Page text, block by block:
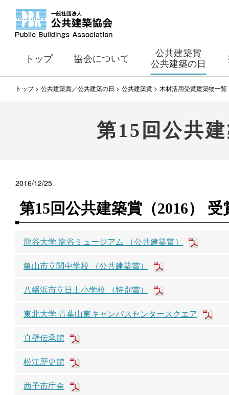
トップ 協会について
公共建築賞
公共建築の日
トップ 公共建築賞／公共建築の日 公共建築賞 木材活用受賞建築物一覧
第15回公共
2016/12/25
第15回公共建築賞（2016）
龍谷大学 龍谷ミュージアム （公共建築賞）
亀山市立関中学校 （公共建築賞）
八幡浜市立日土小学校 （特別賞）
東北大学 青葉山東キャンパスセンタースクエア
真壁伝承館
松江歴史館
西予市庁舎